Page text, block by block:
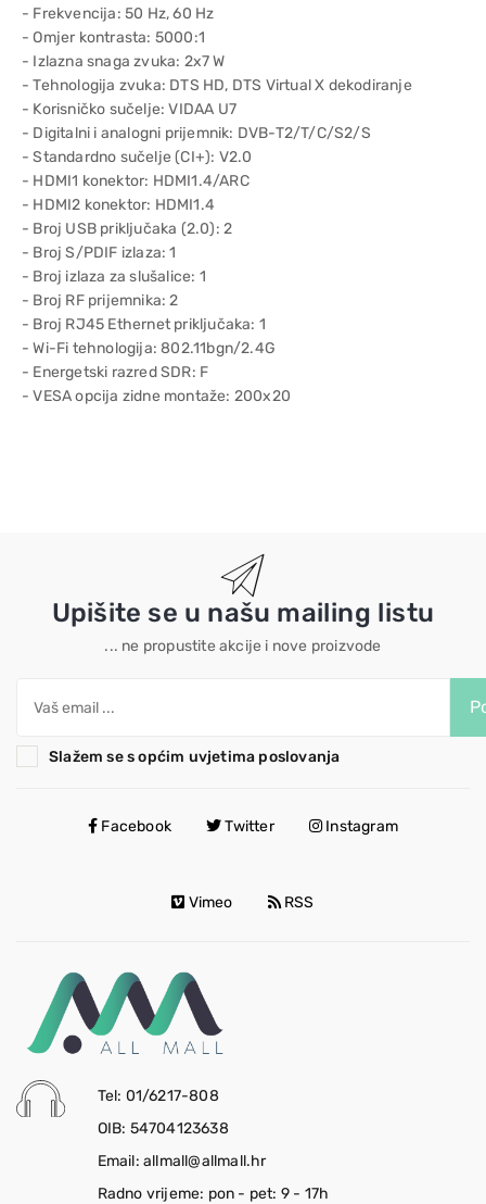
- Frekvencija: 50 Hz, 60 Hz
- Omjer kontrasta: 5000:1
- Izlazna snaga zvuka: 2x7 W
- Tehnologija zvuka: DTS HD, DTS Virtual X dekodiranje
- Korisničko sučelje: VIDAA U7
- Digitalni i analogni prijemnik: DVB-T2/T/C/S2/S
- Standardno sučelje (CI+): V2.0
- HDMI1 konektor: HDMI1.4/ARC
- HDMI2 konektor: HDMI1.4
- Broj USB priključaka (2.0): 2
- Broj S/PDIF izlaza: 1
- Broj izlaza za slušalice: 1
- Broj RF prijemnika: 2
- Broj RJ45 Ethernet priključaka: 1
- Wi-Fi tehnologija: 802.11bgn/2.4G
- Energetski razred SDR: F
- VESA opcija zidne montaže: 200x20
Upišite se u našu mailing listu
... ne propustite akcije i nove proizvode
Slažem se s općim uvjetima poslovanja
Facebook Twitter Instagram
Vimeo RSS
Tel: 01/6217-808
OIB: 54704123638
Email: allmall@allmall.hr
Radno vrijeme: pon - pet: 9 - 17h